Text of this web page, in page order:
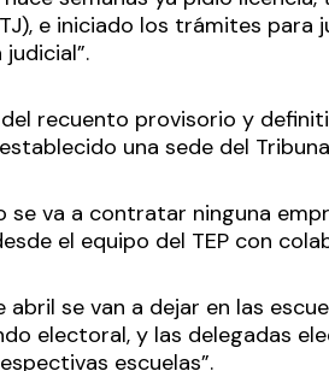
e iniciado los trámites para
recuento provisorio y
una sede del Tribunal
se va a contratar ninguna
el equipo del TEP con
abril se van a dejar en las
electoral, y las delegadas
escuelas”.